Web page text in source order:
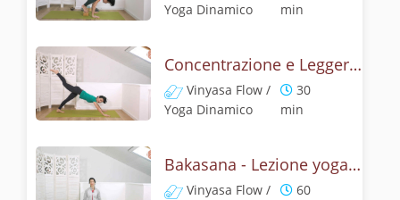
Yoga Dinamico
min
Concentrazione e Leggerezza con la posizione del Corvo
Vinyasa Flow /
Yoga Dinamico
30
min
Bakasana - Lezione yoga con la mitologia della posizione del corvo
Vinyasa Flow /
60